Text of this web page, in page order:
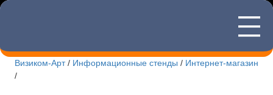
—
—
—
Новости Визиком-арт
Визиком-Арт/ Информационные стенды / Интернет-магазин
/